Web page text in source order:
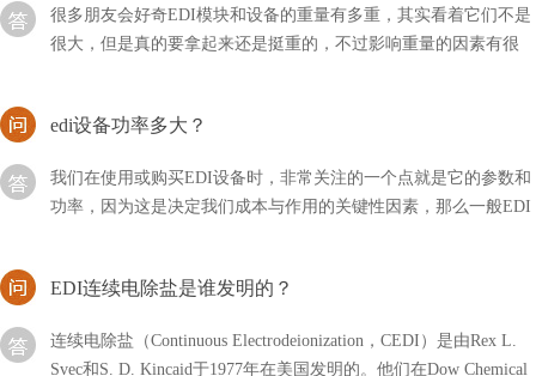
很大，但是真的要拿起来还是挺重的，不过影响重量的因素有很
多，需要进行区分。
功率，因为这是决定我们成本与作用的关键性因素，那么一般EDI
设备的功率有多大呢？
Svec和S. D. Kincaid于1977年在美国发明的。他们在Dow Chemical
公司的